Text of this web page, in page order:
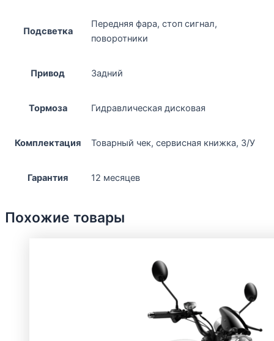
Подсветка
Передняя фара, стоп сигнал,
поворотники
Привод Задний
Тормоза Гидравлическая дисковая
Комплектация Товарный чек, сервисная книжка, З/У
Гарантия 12 месяцев
Похожие товары